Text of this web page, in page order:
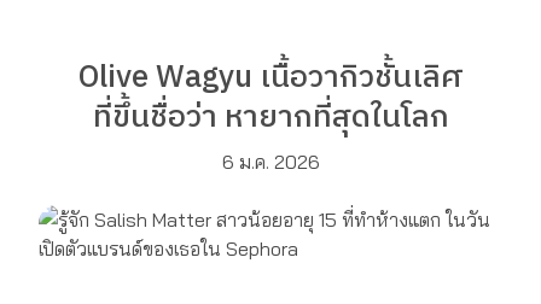
Olive Wagyu เนื้อวากิวชั้นเลิศ
ที่ขึ้นชื่อว่า หายากที่สุดในโลก
6 ม.ค. 2026